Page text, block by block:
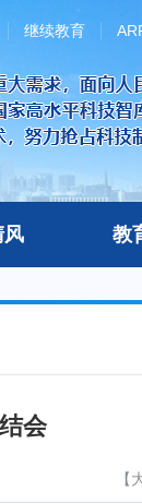
继续教育
风 教
会
【